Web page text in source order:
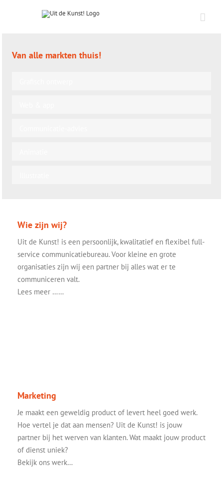
Van alle markten thuis!
Wie zijn wij?
Uit de Kunst! is een persoonlijk, kwalitatief en flexibel full-
service communicatiebureau. Voor kleine en grote
organisaties zijn wij een partner bij alles wat er te
communiceren valt.
Lees meer ……
Marketing
Je maakt een geweldig product of levert heel goed werk.
Hoe vertel je dat aan mensen? Uit de Kunst! is jouw
partner bij het werven van klanten. Wat maakt jouw product
of dienst uniek?
Bekijk ons werk…